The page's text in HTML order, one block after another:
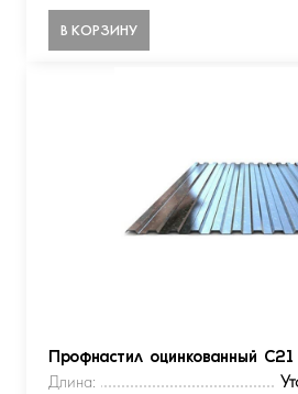
В КОРЗИНУ
Профнастил оцинкованный
Длина: